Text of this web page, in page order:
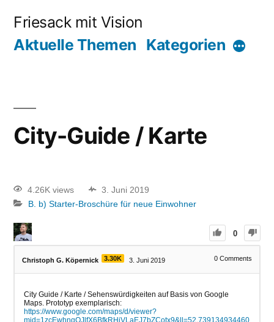
Friesack mit Vision
Aktuelle Themen Kategorien
City-Guide / Karte
4.26K views
3. Juni 2019
B. b) Starter-Broschüre für neue Einwohner
0
Christoph G. Köpernick 3.30K 3. Juni 2019 0 Comments
City Guide / Karte / Sehenswürdigkeiten auf Basis von Google
Maps. Prototyp exemplarisch:
https://www.google.com/maps/d/viewer?
mid=1zcEwhnqQJlfX6BfkRHiVLaEJ7bZCotx9&ll=52.739134934460